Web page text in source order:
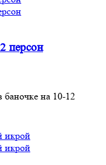
персон
баночке на 10-12